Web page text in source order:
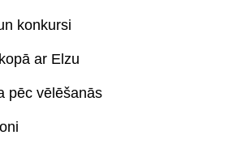
konkursi
ar Elzu
pēc vēlēšanās